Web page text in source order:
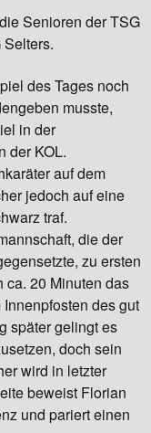
Senioren der TSG
des Tages noch
musste,
in der
der KOL.
auf dem
jedoch auf eine
traf.
die der
zu ersten
ca. 20 Minuten das
des gut
später gelingt es
doch sein
wird in letzter
beweist Florian
und pariert einen